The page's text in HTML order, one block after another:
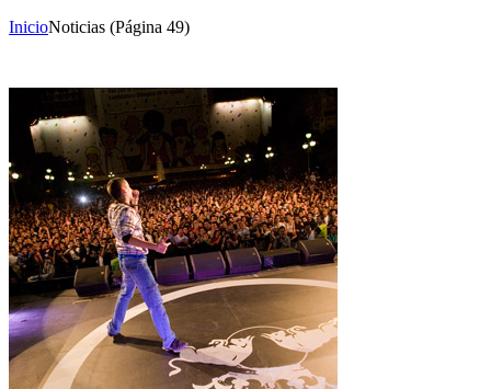
InicioNoticias (Página 49)